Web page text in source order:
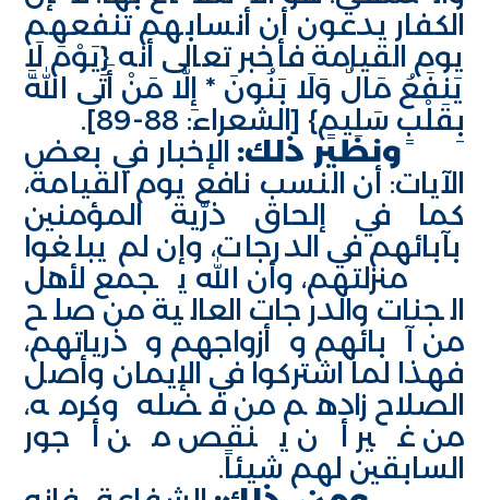
الكفار يدعون أن أنسابهم تنفعهم
يوم القيامة فأخبر تعالى أنه {يَوْمَ لَا
يَنفَعُ مَالٌ وَلَا بَنُونَ * إِلَّا مَنْ أَتَى اللَّهَ
بِقَلْبٍ سَلِيمٍ} [الشعراء: 88-89].
ونظير ذلك: الإخبار في بعض
الآيات: أن النسب نافع يوم القيامة،
كما في إلحاق ذرّية المؤمنين
بآبائهم في الدرجات، وإن لم يبلغوا
منزلتهم، وأن الله يجمع لأهل
الجنات والدرجات العالية من صلح
من آبائهم وأزواجهم وذرياتهم،
فهذا لما اشتركوا في الإيمان وأصل
الصلاح زادهم من فضله وكرمه،
من غير أن ينقص من أجور
السابقين لهم شيئاً.